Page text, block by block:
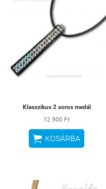
Klasszikus 2 soros medál
12 900 Ft
 KOSÁRBA